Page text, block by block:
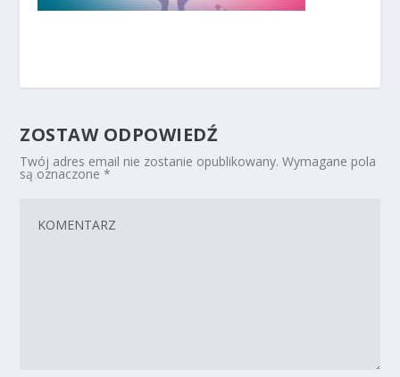
ZOSTAW ODPOWIEDŹ
Twój adres email nie zostanie opublikowany. Wymagane pola
są oznaczone*